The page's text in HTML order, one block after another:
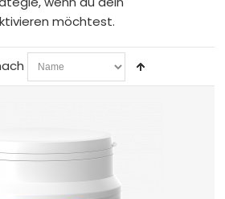
möchtest.